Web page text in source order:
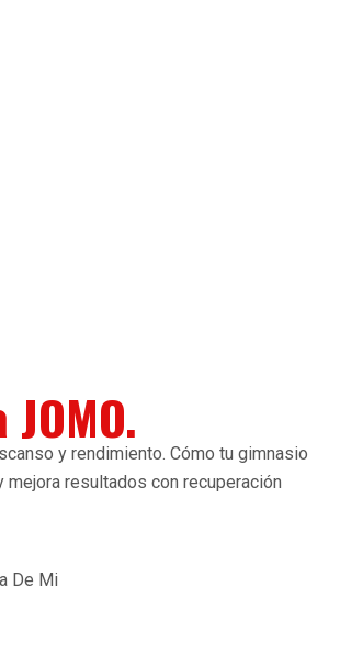
y rendimiento. Cómo tu gimnasio
mejora resultados con recuperación
De Mi